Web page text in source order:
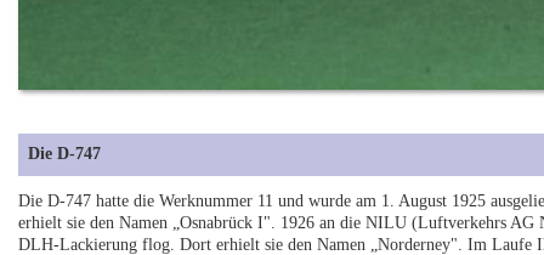
Die D-747
Die D-747 hatte die Werknummer 11 und wurde am 1. August 1925
erhielt sie den Namen „Osnabrück I". 1926 an die NILU (Luftverkehrs AG
DLH-Lackierung flog. Dort erhielt sie den Namen „Norderney". Im Laufe